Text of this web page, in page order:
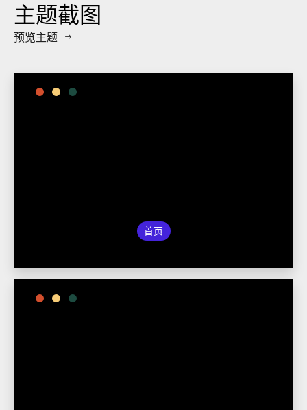
主题截图
预览主题
首页